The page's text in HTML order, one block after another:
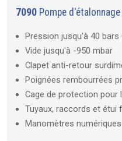
7090 Pompe
Pression jusqu'à 40 bars
Vide jusqu'à -950 mbar
Clapet anti-retour
Poignées rembourrées
Cage de protection pour
Tuyaux, raccords et étui
Manomètres